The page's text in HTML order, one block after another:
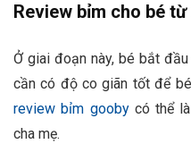
Review bỉm cho bé
Ở giai đoạn này, bé bắt
cần có độ co giãn tốt để
review bỉm goobycó thể là
cha mẹ.